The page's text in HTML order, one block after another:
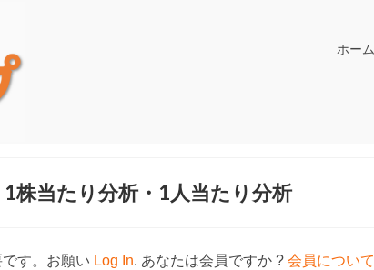
ホーム
株当たり分析・1人当たり分析
す。お願い Log In. あなたは会員ですか ? 会員について